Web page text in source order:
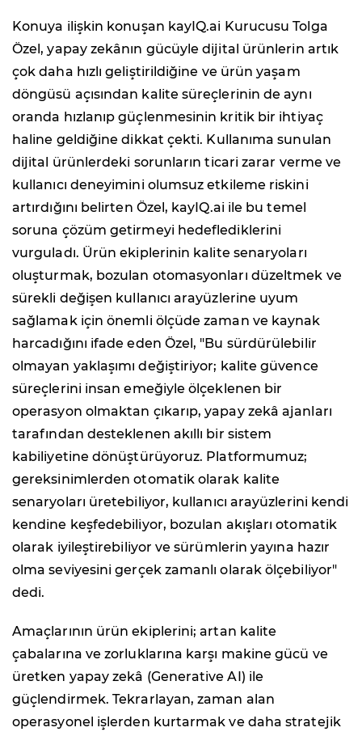
Konuya ilişkin konuşan kayIQ.ai Kurucusu Tolga
Özel, yapay zekânın gücüyle dijital ürünlerin artık
çok daha hızlı geliştirildiğine ve ürün yaşam
döngüsü açısından kalite süreçlerinin de aynı
oranda hızlanıp güçlenmesinin kritik bir ihtiyaç
haline geldiğine dikkat çekti. Kullanıma sunulan
dijital ürünlerdeki sorunların ticari zarar verme ve
kullanıcı deneyimini olumsuz etkileme riskini
artırdığını belirten Özel, kayIQ.ai ile bu temel
soruna çözüm getirmeyi hedeflediklerini
vurguladı. Ürün ekiplerinin kalite senaryoları
oluşturmak, bozulan otomasyonları düzeltmek ve
sürekli değişen kullanıcı arayüzlerine uyum
sağlamak için önemli ölçüde zaman ve kaynak
harcadığını ifade eden Özel, "Bu sürdürülebilir
olmayan yaklaşımı değiştiriyor; kalite güvence
süreçlerini insan emeğiyle ölçeklenen bir
operasyon olmaktan çıkarıp, yapay zekâ ajanları
tarafından desteklenen akıllı bir sistem
kabiliyetine dönüştürüyoruz. Platformumuz;
gereksinimlerden otomatik olarak kalite
senaryoları üretebiliyor, kullanıcı arayüzlerini kendi
kendine keşfedebiliyor, bozulan akışları otomatik
olarak iyileştirebiliyor ve sürümlerin yayına hazır
olma seviyesini gerçek zamanlı olarak ölçebiliyor"
dedi.
Amaçlarının ürün ekiplerini; artan kalite
çabalarına ve zorluklarına karşı makine gücü ve
üretken yapay zekâ (Generative AI) ile
güçlendirmek. Tekrarlayan, zaman alan
operasyonel işlerden kurtarmak ve daha stratejik